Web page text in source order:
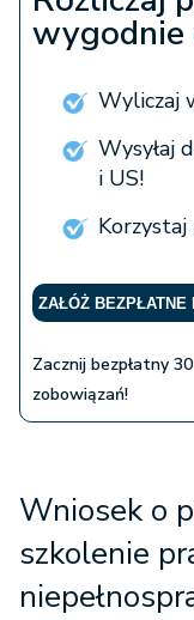
wygodnie
Wyliczaj
Wysyłaj
i US!
ZAŁÓŻ BEZPŁATNE
Zacznij bezpłatny
zobowiązań!
Wniosek o
szkolenie